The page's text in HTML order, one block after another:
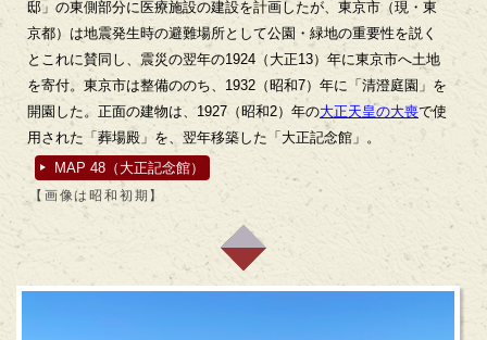
邸」の東側部分に医療施設の建設を計画したが、東京市（現・東
京都）は地震発生時の避難場所として公園・緑地の重要性を説く
とこれに賛同し、震災の翌年の1924（大正13）年に東京市へ土地
を寄付。東京市は整備ののち、1932（昭和7）年に「清澄庭園」を
開園した。正面の建物は、1927（昭和2）年の大正天皇の大喪で使
用された「葬場殿」を、翌年移築した「大正記念館」。
MAP 48（大正記念館）
【画像は昭和初期】